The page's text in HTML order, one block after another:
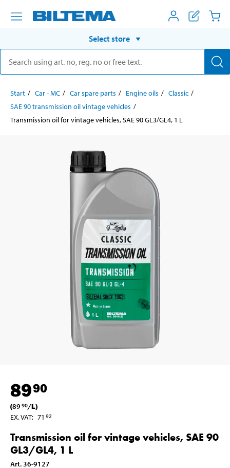
Select store
Start Car - MC Car spare parts Engine oils
Classic
SAE 90 transmission oil vintage vehicles
Transmission oil for vintage vehicles, SAE 90 GL3/GL4, 1 L
8990
(89 90/L)
EX. VAT: 71 92
Transmission oil for vintage vehicles, SAE 90
GL3/GL4, 1 L
Art. 36-9127